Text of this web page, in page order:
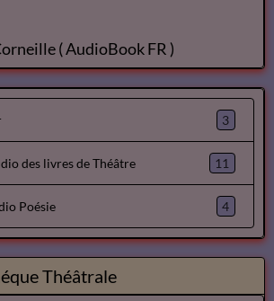
( AudioBook FR )
3
des livres de Théâtre 11
Poésie 4
Théâtrale